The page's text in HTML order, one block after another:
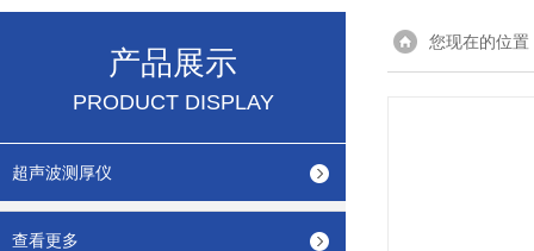
产品展示
PRODUCT DISPLAY
超声波测厚仪
查看更多
您现在的位置